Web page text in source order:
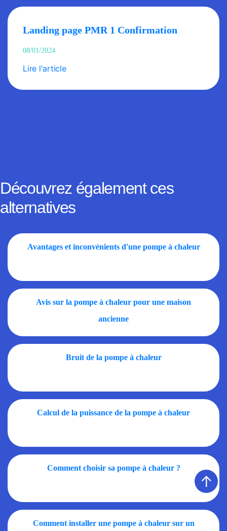
Landing page PMR 1 Confirmation
08/01/2024
Lire l'article
Découvrez également ces
alternatives
Avantages et inconvénients d'une pompe à chaleur
Avis sur la pompe à chaleur pour une maison
ancienne
Bruit de la pompe à chaleur
Calcul de la puissance de la pompe à chaleur
Comment choisir sa pompe à chaleur ?
Comment installer une pompe à chaleur sur un
↑